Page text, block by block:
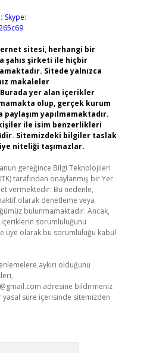
Skype:
sitesi, herhangi bir
şahıs şirketi ile hiçbir
Sitede yalnızca
makaleler
yer alan içerikler
olup, gerçek kurum
yapılmamaktadır.
ile isim benzerlikleri
Sitemizdeki bilgiler taslak
niteliği taşımazlar.
gereğince Bilgi Teknolojileri
tarafından onaylanmış bir Yer
vermektedir. Bu nedenle,
olarak denetleme veya
bulunmamaktadır. Ancak,
içeriklerin sorumluluğunu
üye olarak bu sorumluluğu kabul
aykırı olduğunu
adresine bildirmeniz
süre içerisinde sitemizden